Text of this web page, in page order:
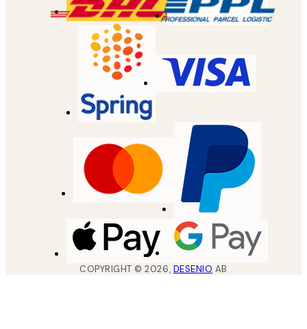
COPYRIGHT ©2026, DESENIO AB